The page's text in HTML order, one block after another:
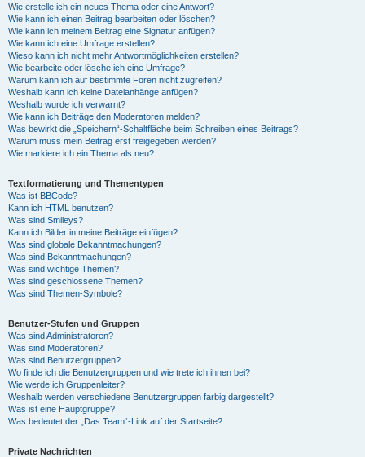
Wie erstelle ich ein neues Thema oder eine Antwort?
Wie kann ich einen Beitrag bearbeiten oder löschen?
Wie kann ich meinem Beitrag eine Signatur anfügen?
Wie kann ich eine Umfrage erstellen?
Wieso kann ich nicht mehr Antwortmöglichkeiten erstellen?
Wie bearbeite oder lösche ich eine Umfrage?
Warum kann ich auf bestimmte Foren nicht zugreifen?
Weshalb kann ich keine Dateianhänge anfügen?
Weshalb wurde ich verwarnt?
Wie kann ich Beiträge den Moderatoren melden?
Was bewirkt die „Speichern“-Schaltfläche beim Schreiben eines Beitrags?
Warum muss mein Beitrag erst freigegeben werden?
Wie markiere ich ein Thema als neu?
Textformatierung und Thementypen
Was ist BBCode?
Kann ich HTML benutzen?
Was sind Smileys?
Kann ich Bilder in meine Beiträge einfügen?
Was sind globale Bekanntmachungen?
Was sind Bekanntmachungen?
Was sind wichtige Themen?
Was sind geschlossene Themen?
Was sind Themen-Symbole?
Benutzer-Stufen und Gruppen
Was sind Administratoren?
Was sind Moderatoren?
Was sind Benutzergruppen?
Wo finde ich die Benutzergruppen und wie trete ich ihnen bei?
Wie werde ich Gruppenleiter?
Weshalb werden verschiedene Benutzergruppen farbig dargestellt?
Was ist eine Hauptgruppe?
Was bedeutet der „Das Team“-Link auf der Startseite?
Private Nachrichten